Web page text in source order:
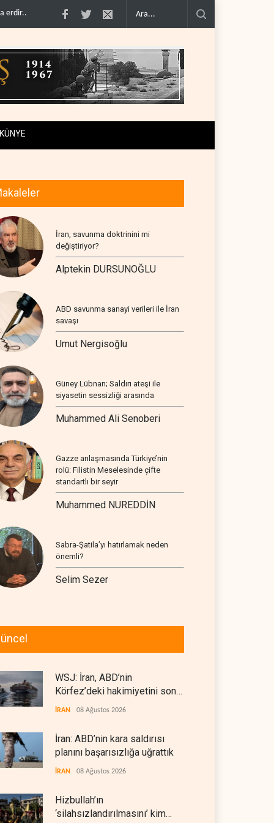
başarısızlı.. Hizbullah’ın ‘silahsızlandırılmasını’ kim denetl..
KÜNYE
İran, savunma doktrinini mi
değiştiriyor?
Alptekin DURSUNOĞLU
ABD savunma sanayi verileri ile İran
savaşı
Umut Nergisoğlu
Güney Lübnan; Saldırı ateşi ile
siyasetin sessizliği arasında
Muhammed Ali Senoberi
Gazze anlaşmasında Türkiye’nin
rolü: Filistin Meselesinde çifte
standartlı bir seyir
Muhammed NUREDDİN
Sabra-Şatila’yı hatırlamak neden
önemli?
Selim Sezer
WSJ: İran, ABD’nin
Körfez’deki hakimiyetini sona
erdiriyor
İRAN 08 Ağustos 2026
İran: ABD’nin kara saldırısı
planını başarısızlığa uğrattık
İRAN 08 Ağustos 2026
Hizbullah’ın
‘silahsızlandırılmasını’ kim